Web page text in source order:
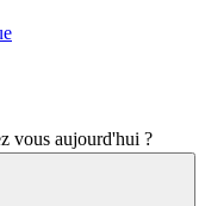
vous aujourd'hui ?